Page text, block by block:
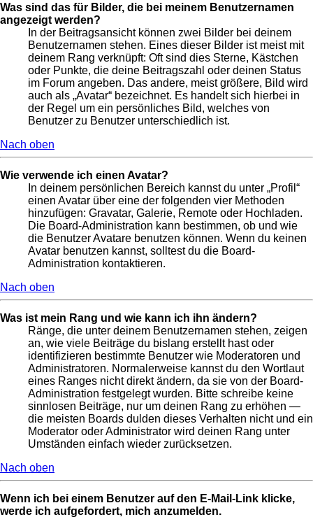
Was sind das für Bilder, die bei meinem Benutzernamen
angezeigt werden?
In der Beitragsansicht können zwei Bilder bei deinem
Benutzernamen stehen. Eines dieser Bilder ist meist mit
deinem Rang verknüpft: Oft sind dies Sterne, Kästchen
oder Punkte, die deine Beitragszahl oder deinen Status
im Forum angeben. Das andere, meist größere, Bild wird
auch als „Avatar“ bezeichnet. Es handelt sich hierbei in
der Regel um ein persönliches Bild, welches von
Benutzer zu Benutzer unterschiedlich ist.
Nach oben
Wie verwende ich einen Avatar?
In deinem persönlichen Bereich kannst du unter „Profil“
einen Avatar über eine der folgenden vier Methoden
hinzufügen: Gravatar, Galerie, Remote oder Hochladen.
Die Board-Administration kann bestimmen, ob und wie
die Benutzer Avatare benutzen können. Wenn du keinen
Avatar benutzen kannst, solltest du die Board-
Administration kontaktieren.
Nach oben
Was ist mein Rang und wie kann ich ihn ändern?
Ränge, die unter deinem Benutzernamen stehen, zeigen
an, wie viele Beiträge du bislang erstellt hast oder
identifizieren bestimmte Benutzer wie Moderatoren und
Administratoren. Normalerweise kannst du den Wortlaut
eines Ranges nicht direkt ändern, da sie von der Board-
Administration festgelegt wurden. Bitte schreibe keine
sinnlosen Beiträge, nur um deinen Rang zu erhöhen —
die meisten Boards dulden dieses Verhalten nicht und ein
Moderator oder Administrator wird deinen Rang unter
Umständen einfach wieder zurücksetzen.
Nach oben
Wenn ich bei einem Benutzer auf den E-Mail-Link klicke,
werde ich aufgefordert, mich anzumelden.